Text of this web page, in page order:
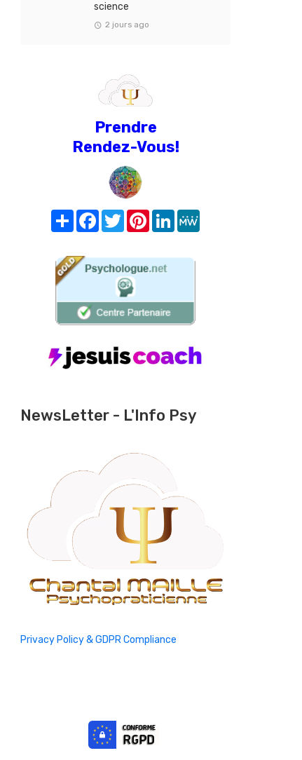
science
2 jours ago
Prendre
Rendez-Vous!
Share FacebookTwitterPinterest
LinkedIn
NewsLetter - L'Info Psy
Privacy Policy & GDPR Compliance